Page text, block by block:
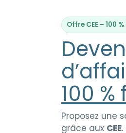
Offre CEE – 100
100
Proposez une
grâce aux CEE